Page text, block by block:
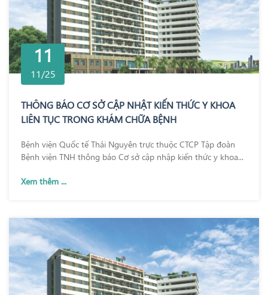
11
11/25
THÔNG BÁO CƠ SỞ CẬP NHẬT KIẾN THỨC Y KHOA
LIÊN TỤC TRONG KHÁM CHỮA BỆNH
Bệnh viện Quốc tế Thái Nguyên trực thuộc CTCP Tập đoàn
Bệnh viện TNH thông báo Cơ sở cập nhập kiến thức y khoa...
Xem thêm ...